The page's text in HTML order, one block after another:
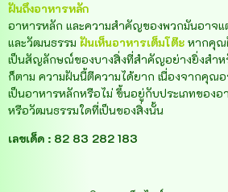
ฝันถึงอาหารหลัก
อาหารหลัก และความสำคัญของพวกมันอาจแ
และวัฒนธรรม ฝันเห็นอาหารเต็มโต๊ะ หากคุณ
เป็นสัญลักษณ์ของบางสิ่งที่สำคัญอย่างยิ่งสำ
ก็ตาม ความฝันนี้ตีความได้ยาก เนื่องจากคุณ
เป็นอาหารหลักหรือไม่ ขึ้นอยู่กับประเภทของอ
หรือวัฒนธรรมใดที่เป็นของสิ่งนั้น
เลขเด็ด : 82 83 282 183